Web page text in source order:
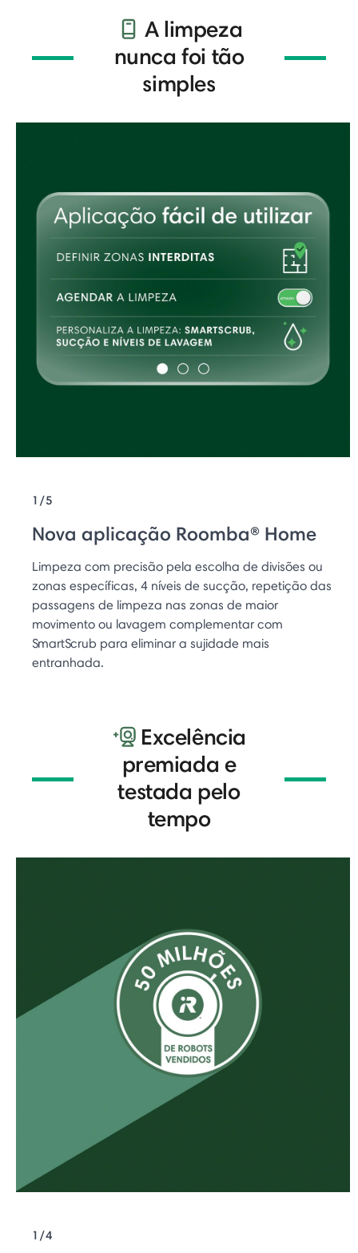
A limpeza
nunca foi tão
simples
1/5
Nova aplicação Roomba® Home
Limpeza com precisão pela escolha de divisões ou
zonas específicas, 4 níveis de sucção, repetição das
passagens de limpeza nas zonas de maior
movimento ou lavagem complementar com
SmartScrub para eliminar a sujidade mais
entranhada.
Excelência
premiada e
testada pelo
tempo
1/4